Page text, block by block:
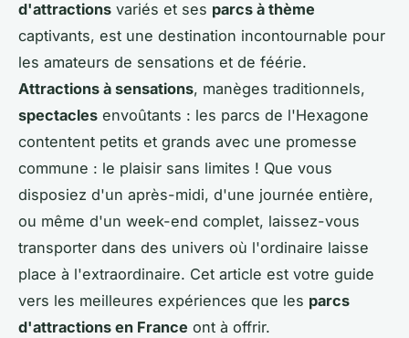
d'attractions variés et ses parcs à thème
captivants, est une destination incontournable pour
les amateurs de sensations et de féérie.
Attractions à sensations, manèges traditionnels,
spectacles envoûtants : les parcs de l'Hexagone
contentent petits et grands avec une promesse
commune : le plaisir sans limites ! Que vous
disposiez d'un après-midi, d'une journée entière,
ou même d'un week-end complet, laissez-vous
transporter dans des univers où l'ordinaire laisse
place à l'extraordinaire. Cet article est votre guide
vers les meilleures expériences que les parcs
d'attractions en France ont à offrir.